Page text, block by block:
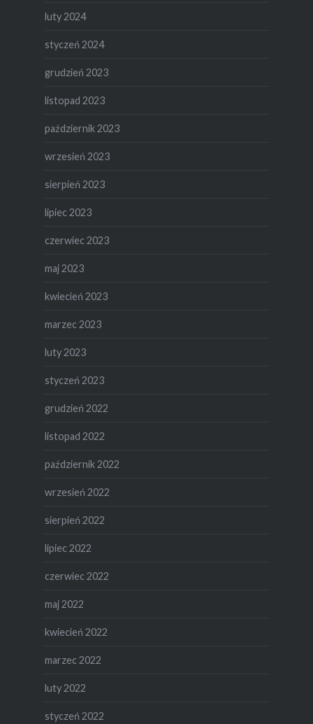
luty 2024
styczeń 2024
grudzień 2023
listopad 2023
październik 2023
wrzesień 2023
sierpień 2023
lipiec 2023
czerwiec 2023
maj 2023
kwiecień 2023
marzec 2023
luty 2023
styczeń 2023
grudzień 2022
listopad 2022
październik 2022
wrzesień 2022
sierpień 2022
lipiec 2022
czerwiec 2022
maj 2022
kwiecień 2022
marzec 2022
luty 2022
styczeń 2022